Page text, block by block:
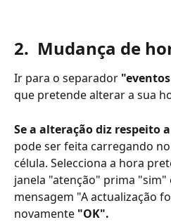
2.  Mudança de
Ir para o separador
que pretende alterar a sua
Se a alteração diz respeito
pode ser feita carregando
célula. Selecciona a hora
janela "atenção" prima "sim"
mensagem "A actualização
novamente "OK".